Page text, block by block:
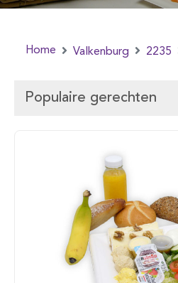
Home Valkenburg 2235
Populaire gerechten